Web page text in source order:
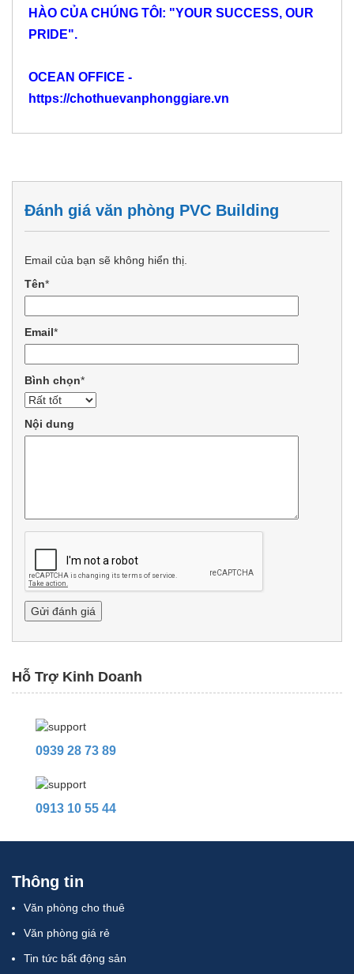
HÀO CỦA CHÚNG TÔI: "YOUR SUCCESS, OUR
PRIDE".
OCEAN OFFICE -
https://chothuevanphonggiare.vn
Đánh giá văn phòng PVC Building
Email của bạn sẽ không hiển thị.
Tên*
Email*
Bình chọn*
Nội dung
Hỗ Trợ Kinh Doanh
0939 28 73 89
0913 10 55 44
Thông tin
Văn phòng cho thuê
Văn phòng giá rẻ
Tin tức bất động sản